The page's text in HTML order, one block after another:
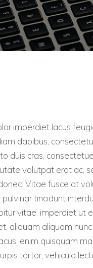
imperdiet lacus
dapibus,
duis cras,
volutpat erat ac,
Vitae fusce at
tincidunt
vitae, imperdiet ut
aliquam aliquam
enim quisquam
tortor, vehicula